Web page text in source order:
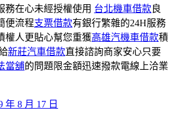
務在心未經授權使用 台北機車借款 良
便流程支票借款有銀行繁雜的24H服務
權人更貼心幫您重獲高雄汽機車借款積
新莊汽車借款直接諮詢商家安心只要
當舖的問題限金額迅速撥款電線上洽業
年 8 月 17 日